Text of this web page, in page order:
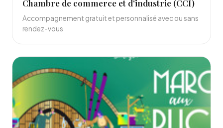
Chambre de commerce et d'industrie (CCI)
Accompagnement gratuit et personnalisé avec ou sans
rendez-vous